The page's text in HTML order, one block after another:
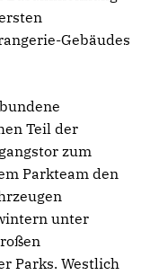
Gebäudes
Teil der
zum
Parkteam den
unter
Parks. Westlich